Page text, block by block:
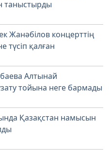
таныстырды
Жанәбілов концерттің
түсіп қалған
Алтынай
тойына неге бармады
Қазақстан намысын